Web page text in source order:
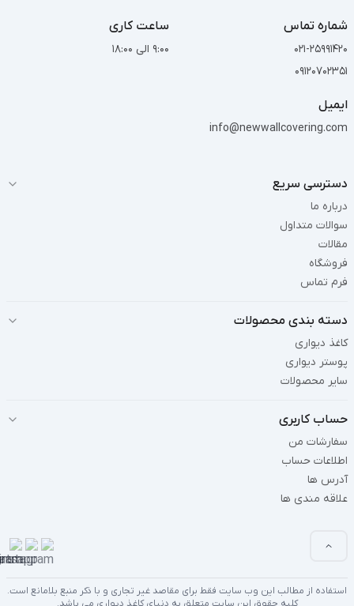
شماره تماس
021-25991420
09120702351
ساعت کاری
9:00 الی 18:00
ایمیل
info@newwallcovering.com
دسترسی سریع
درباره ما
سوالات متداول
مقالات
فروشگاه
فرم تماس
دسته بندی محصولات
کاغذ دیواری
پوستر دیواری
سایر محصولات
حساب کاربری
سفارشات من
اطلاعات حساب
آدرس ها
علاقه مندی ها
استفاده از مطالب این وب سایت فقط برای مقاصد غیر تجاری و با ذکر منبع بلامانع است.